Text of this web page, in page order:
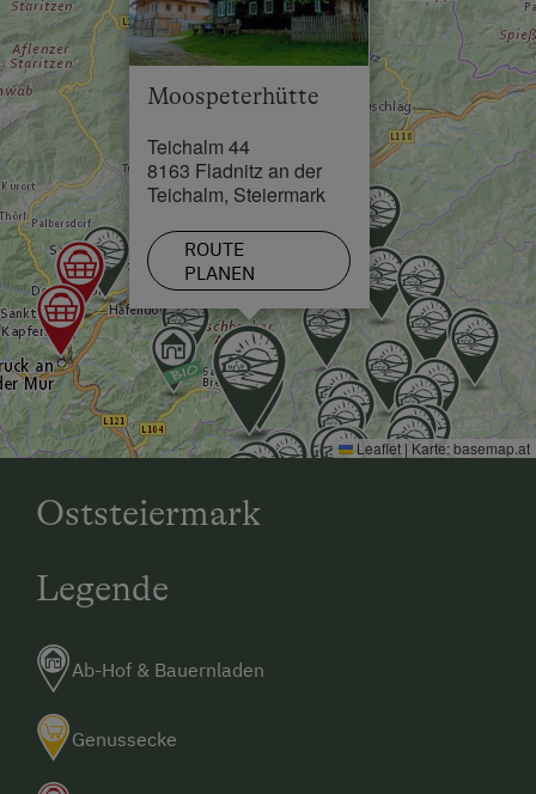
Moospeterhütte
Teichalm 44
8163 Fladnitz an der
Teichalm, Steiermark
ROUTE
PLANEN
Leaflet | Karte:basemap.at
Oststeiermark
Legende
Ab-Hof & Bauernladen
Genussecke